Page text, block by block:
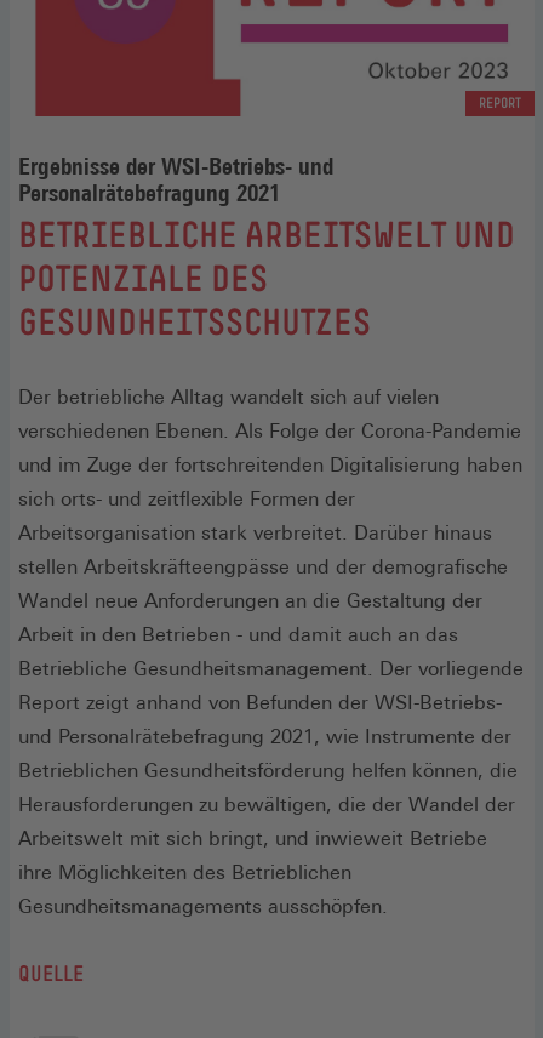
REPORT
Ergebnisse der WSI-Betriebs- und
Personalrätebefragung 2021
:
BETRIEBLICHE ARBEITSWELT UND
POTENZIALE DES
GESUNDHEITSSCHUTZES
Der betriebliche Alltag wandelt sich auf vielen
verschiedenen Ebenen. Als Folge der Corona-Pandemie
und im Zuge der fortschreitenden Digitalisierung haben
sich orts- und zeitflexible Formen der
Arbeitsorganisation stark verbreitet. Darüber hinaus
stellen Arbeitskräfteengpässe und der demografische
Wandel neue Anforderungen an die Gestaltung der
Arbeit in den Betrieben - und damit auch an das
Betriebliche Gesundheitsmanagement. Der vorliegende
Report zeigt anhand von Befunden der WSI-Betriebs-
und Personalrätebefragung 2021, wie Instrumente der
Betrieblichen Gesundheitsförderung helfen können, die
Herausforderungen zu bewältigen, die der Wandel der
Arbeitswelt mit sich bringt, und inwieweit Betriebe
ihre Möglichkeiten des Betrieblichen
Gesundheitsmanagements ausschöpfen.
QUELLE